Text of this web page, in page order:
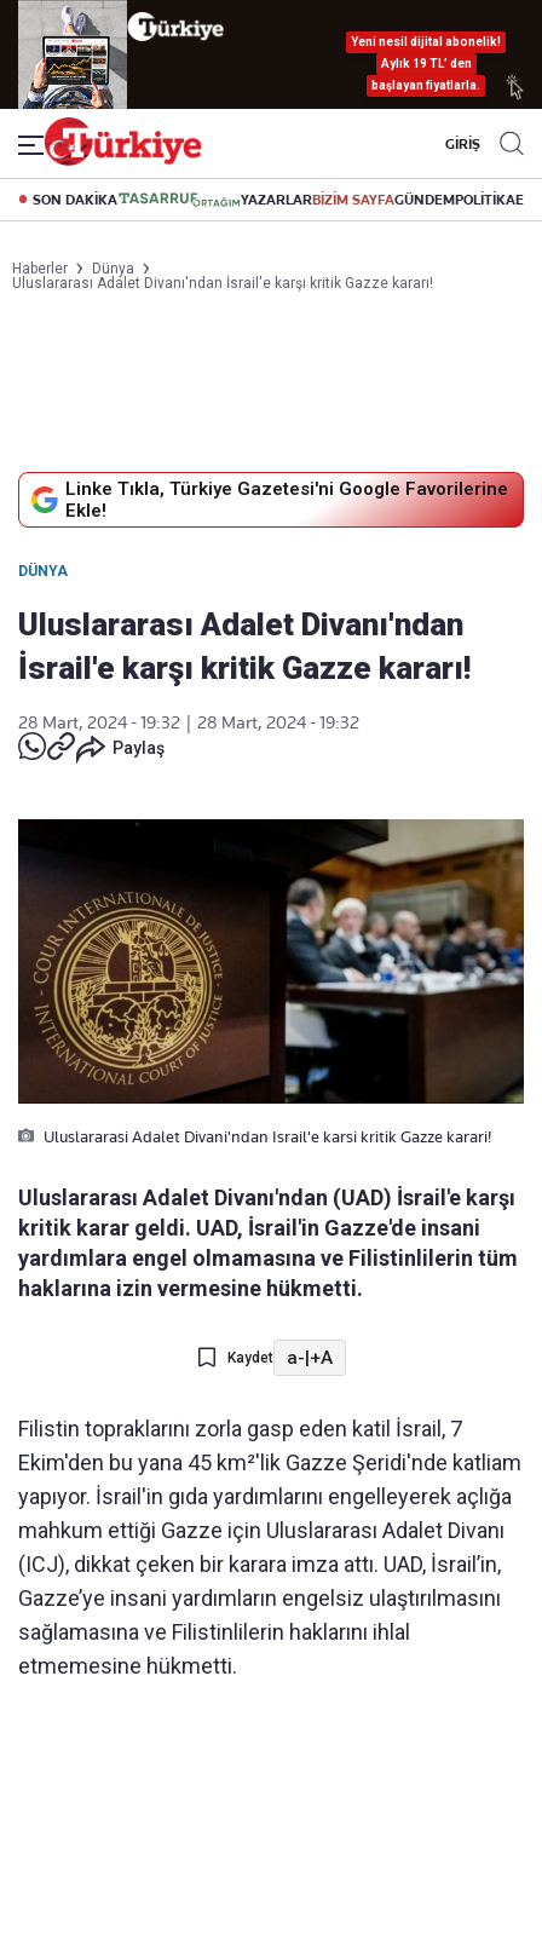
Yeni nesil dijital abonelik!
Aylık 19 TL’ den
başlayan fiyatlarla.
GİRİŞ
SON DAKİKA YAZARLARBİZİM SAYFAGÜNDEMPOLİTİKA
Haberler
Dünya
Uluslararası Adalet Divanı'ndan İsrail'e karşı kritik Gazze kararı!
Linke Tıkla, Türkiye Gazetesi'ni Google Favorilerine
Ekle!
DÜNYA
Uluslararası Adalet Divanı'ndan
İsrail'e karşı kritik Gazze kararı!
28 Mart, 2024 - 19:32
28 Mart, 2024 - 19:32
Paylaş
Uluslararasi Adalet Divani'ndan Israil'e karsi kritik Gazze karari!
Uluslararası Adalet Divanı'ndan (UAD) İsrail'e karşı
kritik karar geldi. UAD, İsrail'in Gazze'de insani
yardımlara engel olmamasına ve Filistinlilerin tüm
haklarına izin vermesine hükmetti.
Kaydet a-|+A
Filistin topraklarını zorla gasp eden katil İsrail, 7
Ekim'den bu yana 45 km²'lik Gazze Şeridi'nde katliam
yapıyor. İsrail'in gıda yardımlarını engelleyerek açlığa
mahkum ettiği Gazze için Uluslararası Adalet Divanı
(ICJ), dikkat çeken bir karara imza attı. UAD, İsrail’in,
Gazze’ye insani yardımların engelsiz ulaştırılmasını
sağlamasına ve Filistinlilerin haklarını ihlal
etmemesine hükmetti.